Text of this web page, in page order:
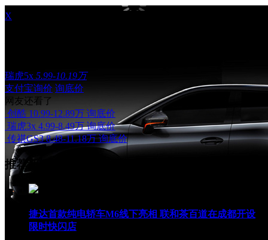
X
瑞虎5x 5.99-10.19万
支付宝询价 询底价
网友还看了
创酷 10.99-12.89万 询底价
瑞虎3x 4.99-8.49万 询底价
传祺GS3 8.48-11.18万 询底价
推荐新闻
捷达首款纯电轿车M6线下亮相 联和茶百道在成都开设
限时快闪店